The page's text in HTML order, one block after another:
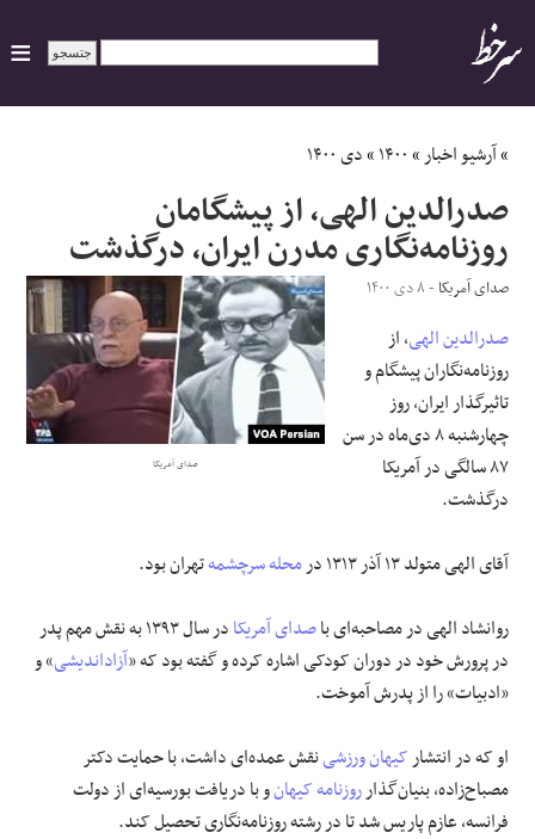
ایران
سیاسی
اقتصاد
ورزشی
جهان
اجتماعی
فرهنگی و هنری
مقالات
»آرشیو اخبار»۱۴۰۰»دی ۱۴۰۰
صدرالدین الهی، از پیشگامان
روزنامه‌نگاری مدرن ایران، درگذشت
صدای آمریکا
صدای آمریکا - ۸ دی ۱۴۰۰
صدرالدین الهی، از
روزنامه‌نگاران پیشگام و
تاثیرگذار ایران، روز
چهارشنبه ٨ دی‌ماه در سن
٨٧ سالگی در آمریکا
درگذشت.
آقای الهی متولد ١٣ آذر ١٣١٣ در محله سرچشمهتهران بود.
روانشاد الهی در مصاحبه‌ای باصدای آمریکا
در سال ١٣٩٣ به نقش مهم پدر
در پرورش خود در دوران کودکی اشاره کرده و گفته بود که «آزاداندیشی» و
«ادبیات» را از پدرش آموخت.
او که در انتشارکیهان ورزشینقش عمده‌ای داشت، با حمایت دکتر
مصباح‌زاده، بنیان‌گذارروزنامه کیهانو با دریافت بورسیه‌ای از دولت
فرانسه، عازم پاریس شد تا در رشته روزنامه‌نگاری تحصیل کند.